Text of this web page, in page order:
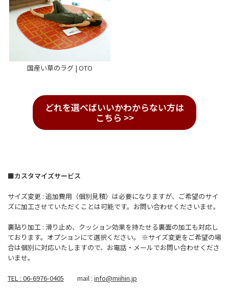
国産い草のラグ | OTO
どれを選べばいいかわからない方は
こちら >>
■カスタマイズサービス
サイズ変更 : 追加費用（個別見積）は必要になりますが、ご希望のサイ
ズに加工させていただくことは可能です。お問い合わせくださいませ。
裏貼り加工 : 滑り止め、クッション効果を持たせる裏面の加工も対応し
ております。オプションにて選択ください。 ※サイズ変更をご希望の場
合は個別に対応いたしますので、お電話・メールでお問い合わせくださ
いませ。
TEL : 06-6976-0405 mail : info@miihin.jp